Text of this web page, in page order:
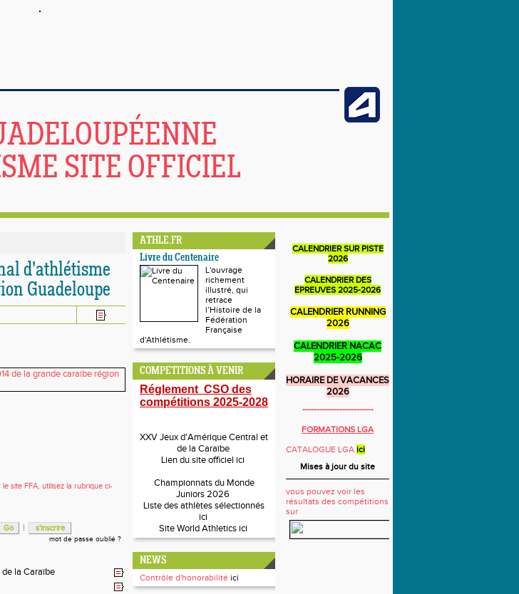
SITE OFFICIEL
d'athlétisme
Guadeloupe
site FFA, utilisez la rubrique ci-
|
mot de passe oublié ?
la Caraïbe
ATHLE.FR
Livre du Centenaire
L'ouvrage
richement
illustré, qui
retrace
l’Histoire de la
Fédération
Française
d'Athlétisme.
COMPETITIONS À VENIR
Réglement CSO des
compétitions 2025-2028
XXV Jeux d'Amérique Central et
de la Caraïbe
Lien du site officiel ici
Championnats du Monde
Juniors 2026
Liste des athlètes sélectionnés
ici
Site World Athletics ici
NEWS
Contrôle d'honorabilité ici
CALENDRIER SUR PISTE
2026
CALENDRIER DES
EPREUVES 2025-2026
CALENDRIER RUNNING
2026
CALENDRIER NACAC
2025-2026
HORAIRE DE VACANCES
2026
-------------------------
FORMATIONS LGA
CATALOGUE LGA ici
Mises à jour du site
vous pouvez voir les
résultats des compétitions
sur